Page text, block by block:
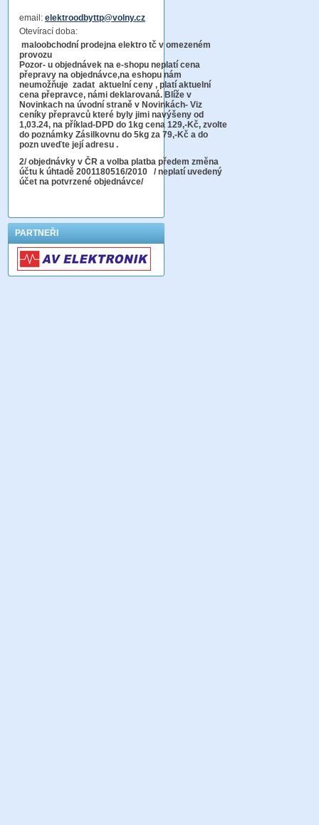
email: elektroodbyttp@volny.cz
Otevírací doba:
maloobchodní prodejna elektro tč v omezeném
provozu
Pozor- u objednávek na e-shopu neplatí cena
přepravy na objednávce,na eshopu nám
neumožňuje zadat aktuelní ceny , platí aktuelní
cena přepravce, námi deklarovaná. Blíže v
Novinkach na úvodní straně v Novinkách- Viz
ceníky přepravců které byly jimi navýšeny od
1,03.24, na příklad-DPD do 1kg cena 129,-Kč, zvolte
do poznámky Zásilkovnu do 5kg za 79,-Kč a do
pozn uveďte její adresu .
2/ objednávky v ČR a volba platba předem změna
účtu k úhtadě 2001180516/2010 / neplatí uvedený
účet na potvrzené objednávce/
PARTNEŘI